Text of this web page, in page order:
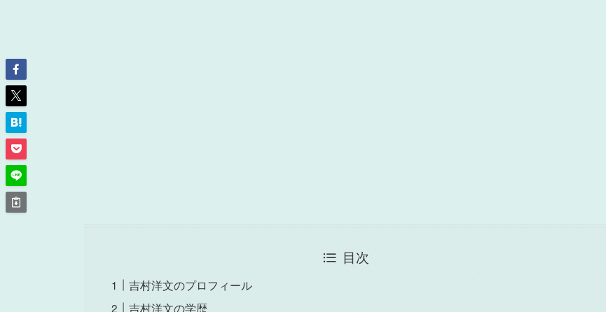
目次
吉村洋文のプロフィール
吉村洋文の学歴